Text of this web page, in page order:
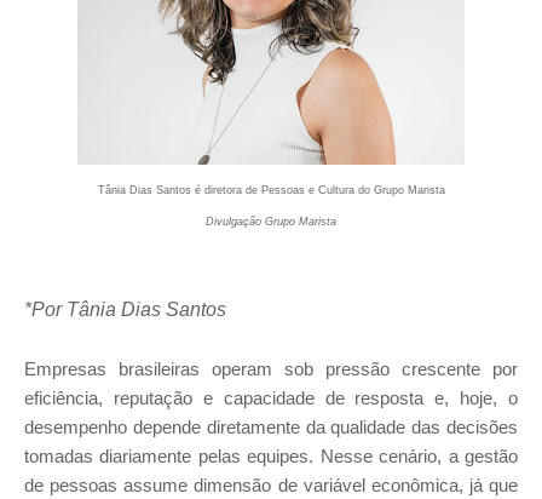
Tânia Dias Santos é diretora de Pessoas e Cultura do Grupo Marista
Divulgação Grupo Marista
*Por Tânia Dias Santos
Empresas brasileiras operam sob pressão crescente por
eficiência, reputação e capacidade de resposta e, hoje, o
desempenho depende diretamente da qualidade das decisões
tomadas diariamente pelas equipes. Nesse cenário, a gestão
de pessoas assume dimensão de variável econômica, já que